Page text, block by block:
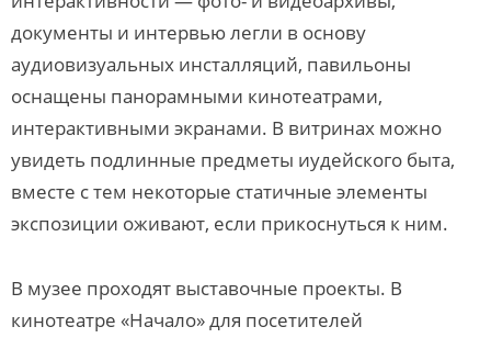
документы и интервью легли в основу
аудиовизуальных инсталляций, павильоны
оснащены панорамными кинотеатрами,
интерактивными экранами. В витринах можно
увидеть подлинные предметы иудейского быта,
вместе с тем некоторые статичные элементы
экспозиции оживают, если прикоснуться к ним.
В музее проходят выставочные проекты. В
кинотеатре «Начало» для посетителей